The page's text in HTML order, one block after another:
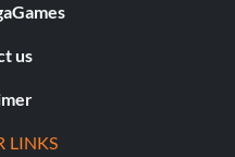
us
LINKS